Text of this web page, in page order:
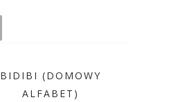
BIDIBI (DOMOWY
ALFABET)